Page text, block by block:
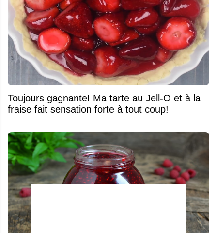
Toujours gagnante! Ma tarte au Jell-O et à la
fraise fait sensation forte à tout coup!